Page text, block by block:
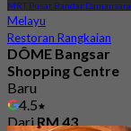
MRT Pusat Bandar Damansara
Melayu
Restoran Rangkaian
DÔME Bangsar
Shopping Centre
Baru
4.5
Dari RM 43